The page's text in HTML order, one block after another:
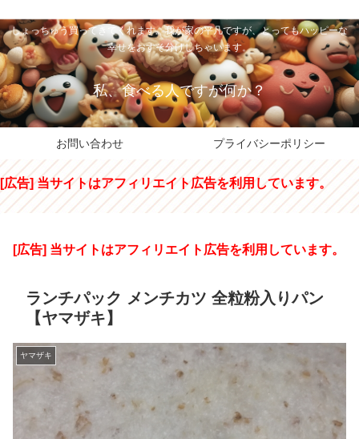
しょっちゅう買ってきてくれます。我が家の平凡ですが、とってもハッピーな
幸せをおすそ分けしちゃいます。
私、食べる人ですが何か？
お問い合わせ プライバシーポリシー
[広告] 当サイトはアフィリエイト広告を利用しています。
[広告] 当サイトはアフィリエイト広告を利用しています。
ランチパック メンチカツ 全粒粉入りパン
【ヤマザキ】
ヤマザキ